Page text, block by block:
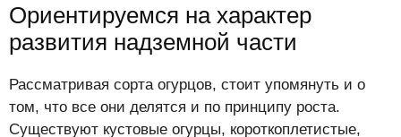
Ориентируемся на характер
развития надземной части
Рассматривая сорта огурцов, стоит упомянуть и о
том, что все они делятся и по принципу роста.
Существуют кустовые огурцы, короткоплетистые,